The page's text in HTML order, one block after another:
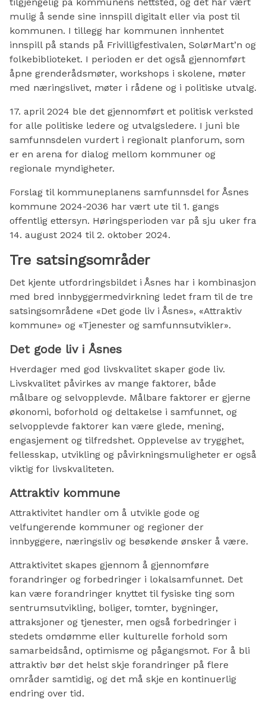
mulig å sende sine innspill digitalt eller via post til
kommunen. I tillegg har kommunen innhentet
innspill på stands på Frivilligfestivalen, SolørMart’n og
folkebiblioteket. I perioden er det også gjennomført
åpne grenderådsmøter, workshops i skolene, møter
med næringslivet, møter i rådene og i politiske utvalg.
17. april 2024 ble det gjennomført et politisk verksted
for alle politiske ledere og utvalgsledere. I juni ble
samfunnsdelen vurdert i regionalt planforum, som
er en arena for dialog mellom kommuner og
regionale myndigheter.
Forslag til kommuneplanens samfunnsdel for Åsnes
kommune 2024-2036 har vært ute til 1. gangs
offentlig ettersyn. Høringsperioden var på sju uker fra
14. august 2024 til 2. oktober 2024.
Tre satsingsområder
Det kjente utfordringsbildet i Åsnes har i kombinasjon
med bred innbyggermedvirkning ledet fram til de tre
satsingsområdene «Det gode liv i Åsnes», «Attraktiv
kommune» og «Tjenester og samfunnsutvikler».
Det gode liv i Åsnes
Hverdager med god livskvalitet skaper gode liv.
Livskvalitet påvirkes av mange faktorer, både
målbare og selvopplevde. Målbare faktorer er gjerne
økonomi, boforhold og deltakelse i samfunnet, og
selvopplevde faktorer kan være glede, mening,
engasjement og tilfredshet. Opplevelse av trygghet,
fellesskap, utvikling og påvirkningsmuligheter er også
viktig for livskvaliteten.
Attraktiv kommune
Attraktivitet handler om å utvikle gode og
velfungerende kommuner og regioner der
innbyggere, næringsliv og besøkende ønsker å være.
Attraktivitet skapes gjennom å gjennomføre
forandringer og forbedringer i lokalsamfunnet. Det
kan være forandringer knyttet til fysiske ting som
sentrumsutvikling, boliger, tomter, bygninger,
attraksjoner og tjenester, men også forbedringer i
stedets omdømme eller kulturelle forhold som
samarbeidsånd, optimisme og pågangsmot. For å bli
attraktiv bør det helst skje forandringer på flere
områder samtidig, og det må skje en kontinuerlig
endring over tid.